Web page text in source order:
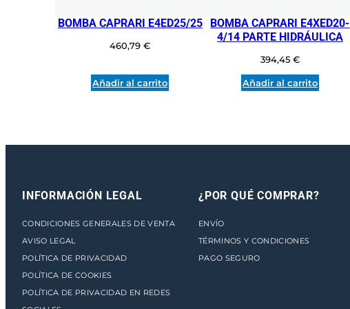
5
/
/
2
3
A
BOMBA CAPRARI E4ED25/25
460,79€
Añadir al carrito
BOMBA CAPRARI E4XED20-
4/14 PARTE HIDRÁULICA
394,45 €
Añadir al carrito
INFORMACIÓN LEGAL
CONDICIONES GENERALES DE VENTA
AVISO LEGAL
POLÍTICA DE PRIVACIDAD
POLÍTICA DE COOKIES
POLÍTICA DE PRIVACIDAD EN REDES
¿POR QUÉ COMPRAR?
ENVÍO
TÉRMINOS Y CONDICIONES
PAGO SEGURO